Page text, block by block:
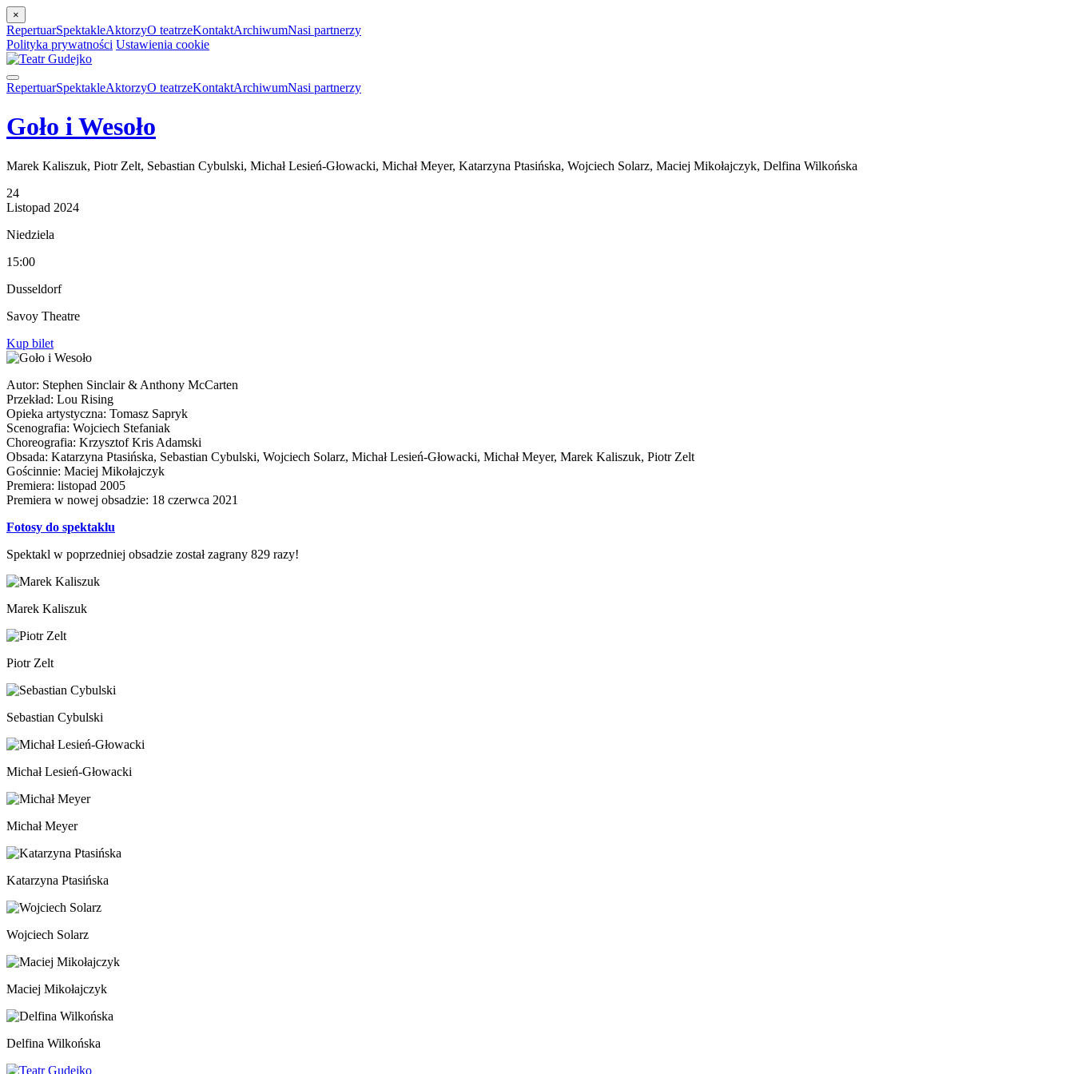
×
RepertuarSpektakleAktorzyO teatrzeKontaktArchiwumNasi partnerzy
Polityka prywatności Ustawienia cookie
RepertuarSpektakleAktorzyO teatrzeKontaktArchiwumNasi partnerzy
Goło i Wesoło
Marek Kaliszuk, Piotr Zelt, Sebastian Cybulski, Michał Lesień-Głowacki, Michał Meyer, Katarzyna Ptasińska, Wojciech Solarz, Maciej Mikołajczyk, Delfina Wilkońska
24
Listopad 2024
Niedziela
15:00
Dusseldorf
Savoy Theatre
Kup bilet
Autor: Stephen Sinclair & Anthony McCarten
Przekład: Lou Rising
Opieka artystyczna: Tomasz Sapryk
Scenografia: Wojciech Stefaniak
Choreografia: Krzysztof Kris Adamski
Obsada: Katarzyna Ptasińska, Sebastian Cybulski, Wojciech Solarz, Michał Lesień-Głowacki, Michał Meyer, Marek Kaliszuk, Piotr Zelt
Gościnnie: Maciej Mikołajczyk
Premiera: listopad 2005
Premiera w nowej obsadzie: 18 czerwca 2021
Fotosy do spektaklu
Spektakl w poprzedniej obsadzie został zagrany 829 razy!
Marek Kaliszuk
Piotr Zelt
Sebastian Cybulski
Michał Lesień-Głowacki
Michał Meyer
Katarzyna Ptasińska
Wojciech Solarz
Maciej Mikołajczyk
Delfina Wilkońska